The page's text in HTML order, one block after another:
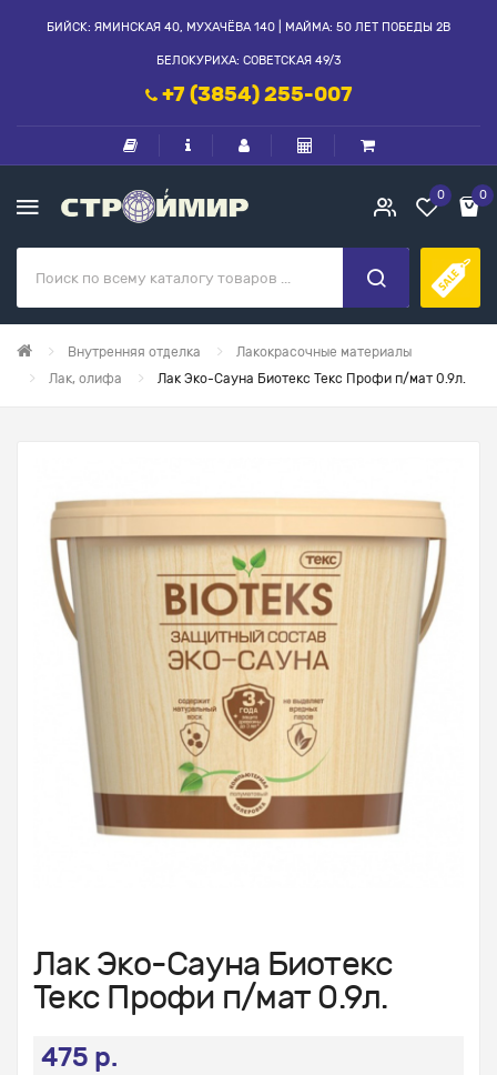
БИЙСК: ЯМИНСКАЯ 40, МУХАЧЁВА 140 | МАЙМА: 50 ЛЕТ ПОБЕДЫ 2В
БЕЛОКУРИХА: СОВЕТСКАЯ 49/3
+7 (3854) 255-007
0 0
Внутренняя отделка
Лакокрасочные материалы
Лак, олифа
Лак Эко-Сауна Биотекс Текс Профи п/мат 0.9л.
Лак Эко-Сауна Биотекс
Текс Профи п/мат 0.9л.
475 р.